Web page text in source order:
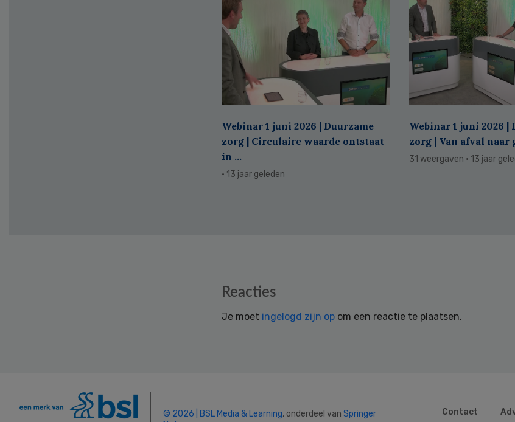
Webinar 1 juni 2026 | Duurzame
zorg | Circulaire waarde ontstaat
in ...
· 13 jaar geleden
Webinar 1 juni 2026 |
zorg | Van afval naar
31 weergaven · 13 jaar
Reacties
Je moet ingelogd zijn op om een reactie te plaatsen.
© 2026 | BSL Media & Learning, onderdeel van Springer
Contact